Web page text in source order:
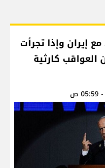
مع إيران وإذا تجرأت
كارثية